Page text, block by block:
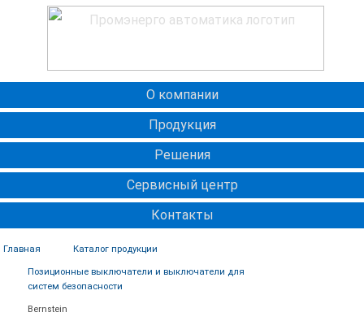
О компании
Продукция
Решения
Сервисный центр
Контакты
Главная Каталог продукции
Позиционные выключатели и выключатели для
систем безопасности
Bernstein